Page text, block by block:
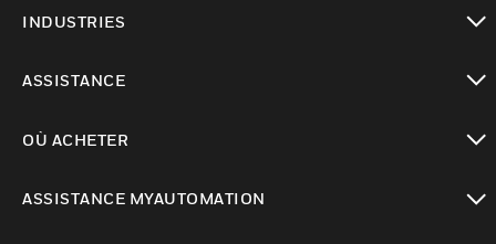
INDUSTRIES
ASSISTANCE
OÙ ACHETER
ASSISTANCE MYAUTOMATION